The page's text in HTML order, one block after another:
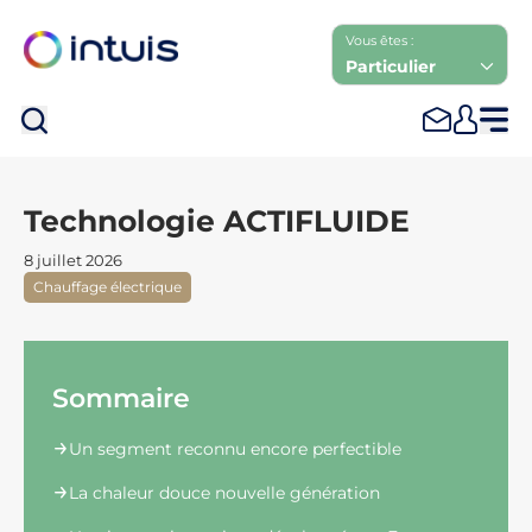
Vous êtes :
Particulier
Technologie ACTIFLUIDE
8 juillet 2026
Chauffage électrique
Sommaire
Un segment reconnu encore perfectible
La chaleur douce nouvelle génération